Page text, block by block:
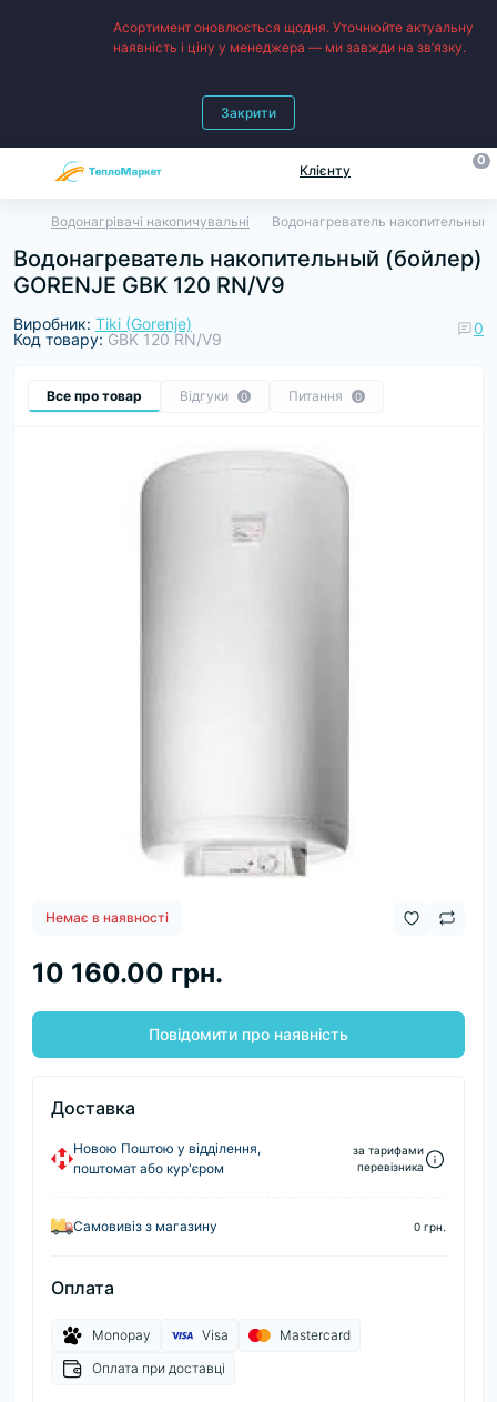
Асортимент оновлюється щодня. Уточнюйте актуальну
наявність і ціну у менеджера — ми завжди на зв’язку.
Закрити
Клієнту
0
Водонагрівачі накопичувальні Водонагреватель накопительный
Водонагреватель накопительный (бойлер)
GORENJE GBK 120 RN/V9
Виробник: Tiki (Gorenje)
Код товару: GBK 120 RN/V9
0
Все про товар Відгуки 0 Питання 0
Немає в наявності
10 160.00 грн.
Повідомити про наявність
Доставка
Новою Поштою у відділення,
поштомат або кур'єром
за тарифами
перевізника
Самовивіз з магазину 0 грн.
Оплата
Monopay Visa
Mastercard
Оплата при доставці